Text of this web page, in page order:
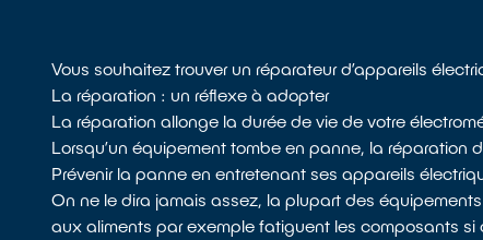
Vous souhaitez trouver un réparateur d’appareils
La réparation : un réflexe à adopter
La réparation allonge la durée de vie de votre
Lorsqu’un équipement tombe en panne, la réparation
Prévenir la panne en entretenant ses appareils
On ne le dira jamais assez, la plupart des
aux aliments par exemple fatiguent les composants